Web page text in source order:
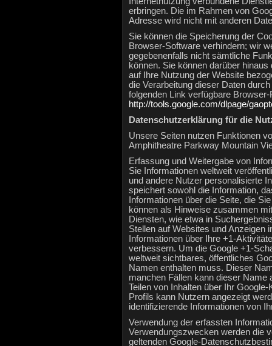
erbringen. Die im Rahmen von
Adresse wird nicht mit anderen
Sie können die Speicherung der
Browser-Software verhindern; wir
gegebenenfalls nicht sämtliche
können. Sie können darüber
auf Ihre Nutzung der Website
die Verarbeitung dieser Daten
folgenden Link verfügbare
http://tools.google.com/dlpage/
Datenschutzerklärung für die
Unsere Seiten nutzen Funktionen
Amphitheatre Parkway Mountain
Erfassung und Weitergabe von
Sie Informationen weltweit
und andere Nutzer personalisierte
speichert sowohl die Information,
Informationen über die Seite, die
können als Hinweise zusammen
Diensten, wie etwa in
Stellen auf Websites und Anzeigen
Informationen über Ihre +1-
verbessern. Um die Google +1-
weltweit sichtbares, öffentliches
Namen enthalten muss. Dieser
manchen Fällen kann dieser Name
Teilen von Inhalten über Ihr
Profils kann Nutzern angezeigt
identifizierende Informationen von
Verwendung der erfassten
Verwendungszwecken werden die
geltenden Google-